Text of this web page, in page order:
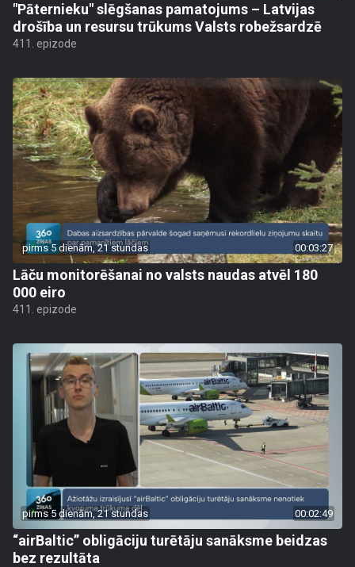
"Pāternieku" slēgšanas pamatojums – Latvijas
drošība un resursu trūkums Valsts robežsardzē
411. epizode
pirms 5 dienām, 21 stundas 00:03:27
Lāču monitorēšanai no valsts naudas atvēl 180
000 eiro
411. epizode
pirms 5 dienām, 21 stundas 00:02:49
“airBaltic” obligāciju turētāju sanāksme beidzas
bez rezultāta